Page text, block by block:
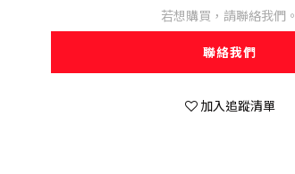
若想購買，請聯絡我們。
聯絡我們
加入追蹤清單